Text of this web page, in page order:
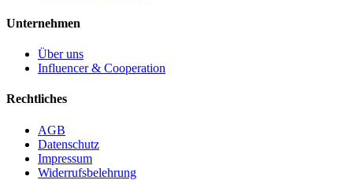
Unternehmen
Über uns
Influencer & Cooperation
Rechtliches
AGB
Datenschutz
Impressum
Widerrufsbelehrung